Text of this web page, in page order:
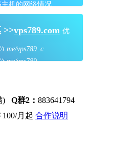
主机的网络情况
>>vps789.com 优
vps789_c
vps789
) Q群2： 883641794
100/月起 合作说明